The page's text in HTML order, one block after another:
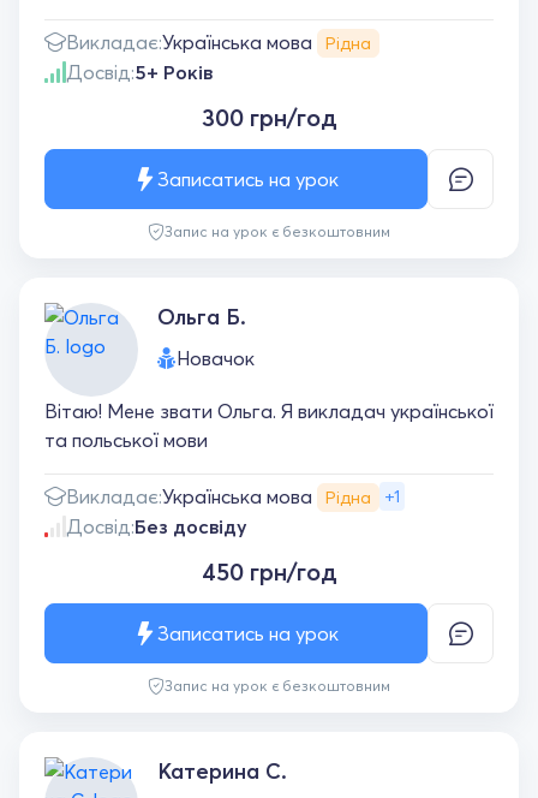
Викладає:Українська мова Рідна
Досвід:5+ Років
300 грн/год
Запис на урок є безкоштовним
Записатись на урок
Ольга Б.
Новачок
Вітаю! Мене звати Ольга. Я викладач української
та польської мови
Викладає:Українська мова Рідна +1
Досвід:Без досвіду
450 грн/год
Запис на урок є безкоштовним
Записатись на урок
Катерина С.